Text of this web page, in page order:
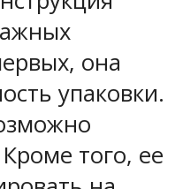
она
упаковки.
того, ее